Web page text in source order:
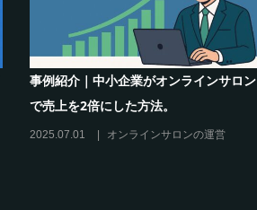
事例紹介｜中小企業がオンラインサロン
で売上を2倍にした方法。
2025.07.01 オンラインサロンの運営